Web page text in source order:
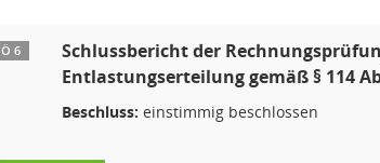
Ö 6
Schlussbericht der
Entlastungserteilung gemäß § 114
Beschluss: einstimmig beschlossen